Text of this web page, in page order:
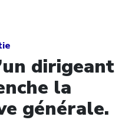
dirigeant
la
générale.